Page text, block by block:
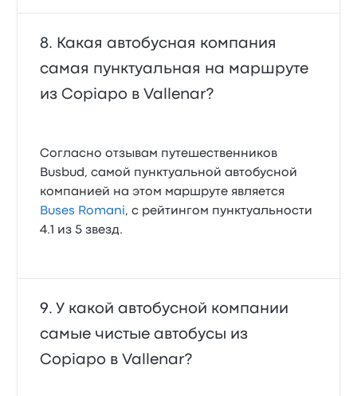
Какая автобусная компания
самая пунктуальная на маршруте
из Copiapo в Vallenar?
Согласно отзывам путешественников
Busbud, самой пунктуальной автобусной
компанией на этом маршруте является
Buses Romani, с рейтингом пунктуальности
4.1 из 5 звезд.
У какой автобусной компании
самые чистые автобусы из
Copiapo в Vallenar?